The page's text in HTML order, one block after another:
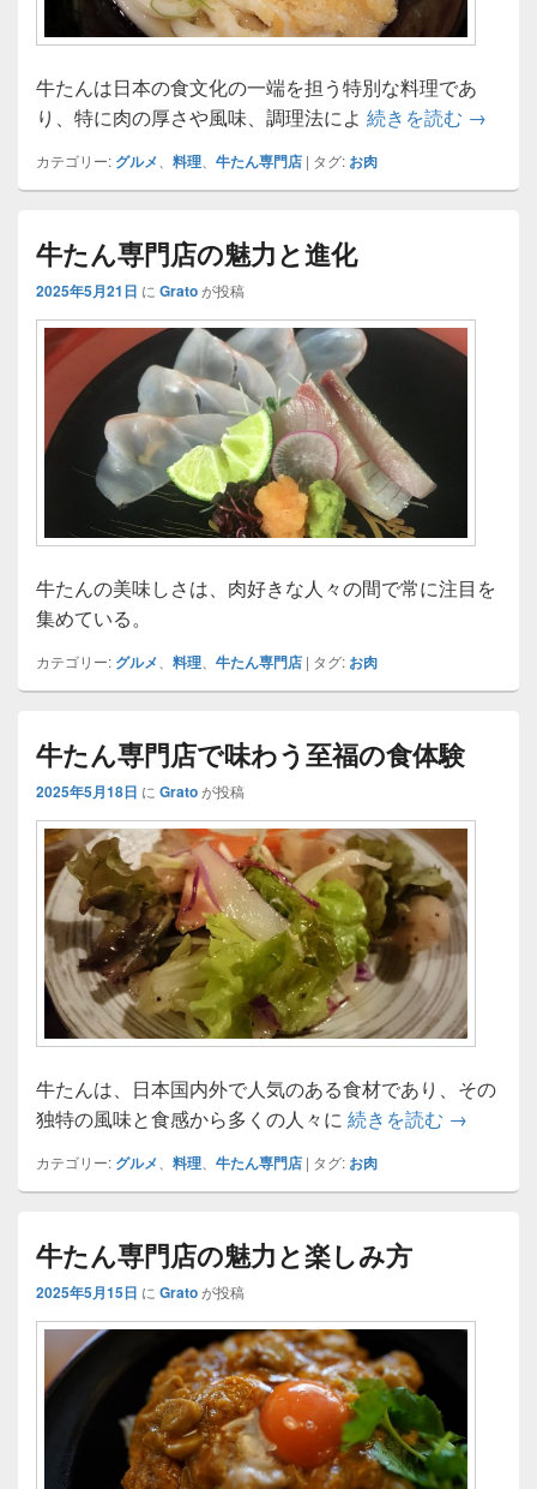
牛たんは日本の食文化の一端を担う特別な料理であ
り、特に肉の厚さや風味、調理法によ 続きを読む 牛たん
→
カテゴリー: グルメ 料理 牛たん専門店 | タグ: お肉
牛たん専門店の魅力と進化
2025年5月21日 に Gratoが投稿
牛たんの美味しさは、肉好きな人々の間で常に注目を
集めている。
カテゴリー: グルメ 料理 牛たん専門店 | タグ: お肉
牛たん専門店で味わう至福の食体験
2025年5月18日 に Gratoが投稿
牛たんは、日本国内外で人気のある食材であり、その
独特の風味と食感から多くの人々に 続きを読む 牛たん専
→
カテゴリー: グルメ、 料理、 牛たん専門店 | タグ: お肉
牛たん専門店の魅力と楽しみ方
2025年5月15日 に Gratoが投稿